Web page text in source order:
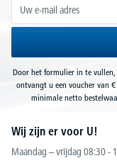
Door het formulier in te
ontvangt u een voucher van €
minimale netto
Wij zijn er voor U!
Maandag – vrijdag 08:30 -